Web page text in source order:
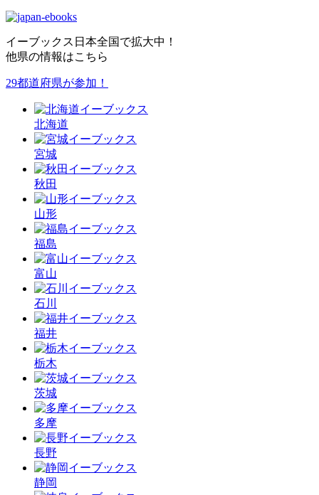
イーブックス日本全国で拡大中！
他県の情報はこちら
29都道府県が参加！
北海道
宮城
秋田
山形
福島
富山
石川
福井
栃木
茨城
多摩
長野
静岡